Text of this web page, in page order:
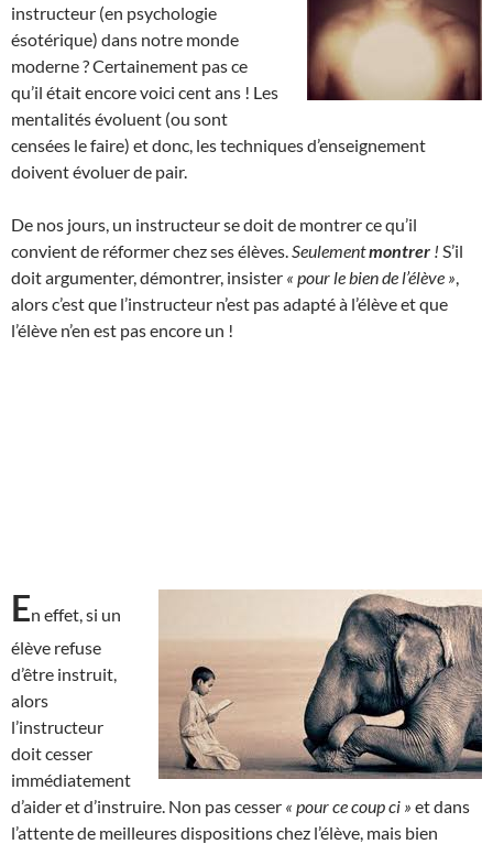
instructeur (en psychologie
ésotérique) dans notre monde
moderne ? Certainement pas ce
qu’il était encore voici cent ans ! Les
mentalités évoluent (ou sont
censées le faire) et donc, les techniques d’enseignement
doivent évoluer de pair.
De nos jours, un instructeur se doit de montrer ce qu’il
convient de réformer chez ses élèves. Seulementmontrer ! S’il
doit argumenter, démontrer, insister « pour le bien de l’élève »
alors c’est que l’instructeur n’est pas adapté à l’élève et que
l’élève n’en est pas encore un !
En effet, si un
élève refuse
d’être instruit,
alors
l’instructeur
doit cesser
immédiatement
d’aider et d’instruire. Non pas cesser « pour ce coup ci » et dans
l’attente de meilleures dispositions chez l’élève, mais bien